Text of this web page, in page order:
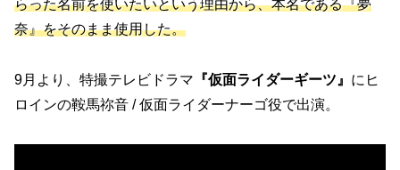
らった名前を使いたいという理由から、本名である『夢
奈』をそのまま使用した。
9月より、特撮テレビドラマ 『仮面ライダーギーツ』 にヒ
ロインの鞍馬祢音 / 仮面ライダーナーゴ役で出演。